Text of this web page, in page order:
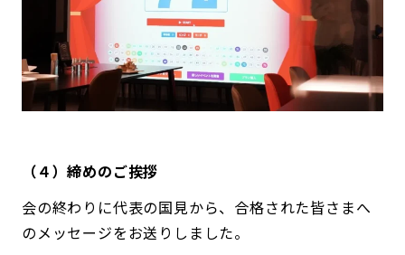
（４）締めのご挨拶
会の終わりに代表の国見から、合格された皆さまへ
のメッセージをお送りしました。